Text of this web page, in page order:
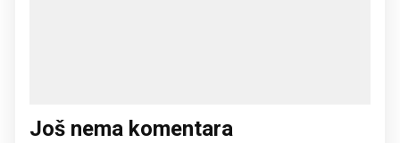
Još nema komentara